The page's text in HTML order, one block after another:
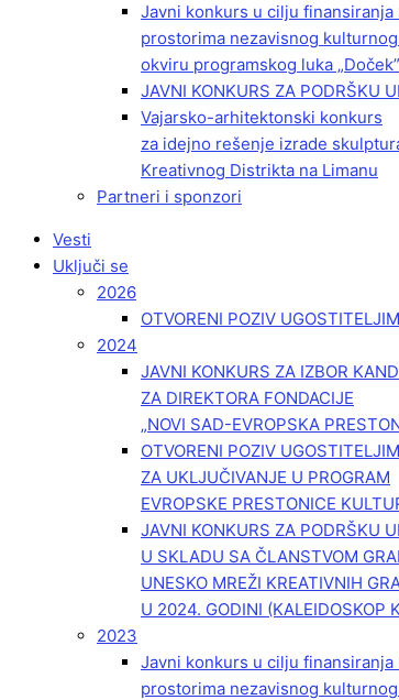
Javni konkurs u cilju
prostorima nezavisnog
okviru programskog luka „Doček”
JAVNI KONKURS ZA PODRŠKU
Vajarsko-arhitektonski konkurs
za idejno rešenje izrade
Kreativnog Distrikta na Limanu
Partneri i sponzori
Vesti
Uključi se
2026
OTVORENI POZIV
2024
JAVNI KONKURS ZA IZBOR
ZA DIREKTORA FONDACIJE
„NOVI SAD-EVROPSKA
OTVORENI POZIV
ZA UKLJUČIVANJE U PROGRAM
EVROPSKE PRESTONICE
JAVNI KONKURS ZA PODRŠKU
U SKLADU SA ČLANSTVOM
UNESKO MREŽI KREATIVNIH
U 2024. GODINI (KALEIDOSKOP
2023
Javni konkurs u cilju
prostorima nezavisnog